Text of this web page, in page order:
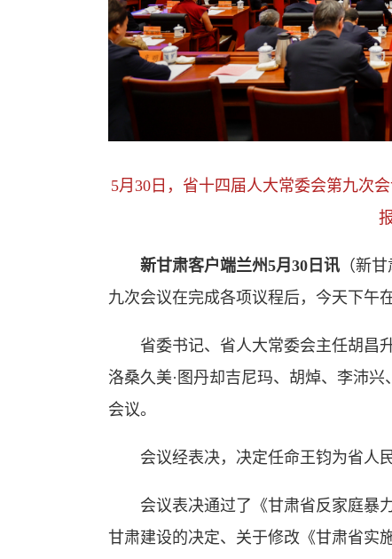
5月30日，省十四届人大常委会第九次
新甘肃客户端兰州5月30日讯 （新
九次会议在完成各项议程后，今天下午
省委书记、省人大常委会主任胡昌升
洛桑久美·图丹却吉尼玛、胡焯、李沛
会议。
会议经表决，决定任命王钧为省人民
会议表决通过了《甘肃省反家庭暴力
甘肃建设的决定、关于修改《甘肃省实